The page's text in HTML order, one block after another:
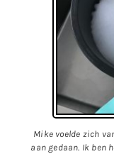
Mike voelde zich
aan gedaan. Ik ben